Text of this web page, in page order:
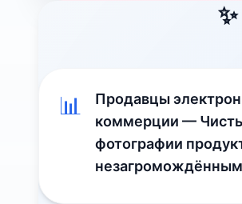
✨
📊
Продавцы
коммерции —
фотографии